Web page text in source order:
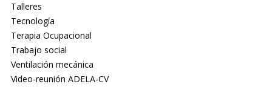
Talleres
Tecnología
Terapia Ocupacional
Trabajo social
Ventilación mecánica
Video-reunión ADELA-CV